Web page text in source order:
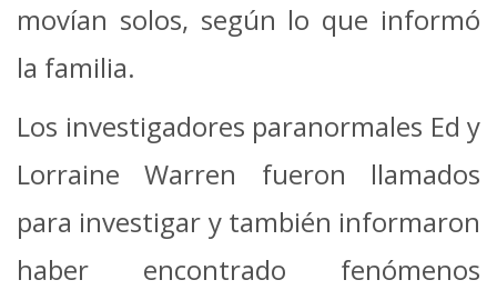
movían solos, según lo que informó
la familia.
Los investigadores paranormales Ed y
Lorraine Warren fueron llamados
para investigar y también informaron
haber encontrado fenómenos